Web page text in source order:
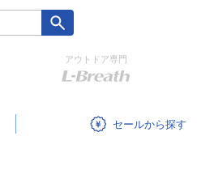
アウトドア専門
セール